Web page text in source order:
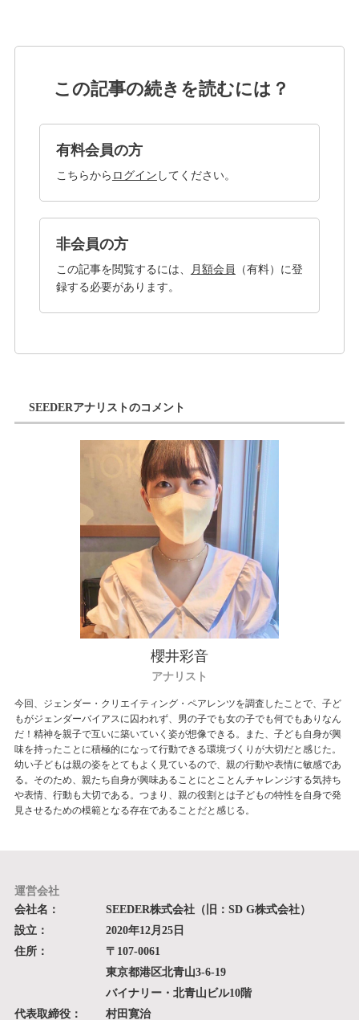
この記事の続きを読むには？
有料会員の方
こちらから ログイン してください。
非会員の方
この記事を閲覧するには、 月額会員
（有料）に登
録する必要があります。
SEEDERアナリストのコメント
櫻井彩音
アナリスト
今回、 ジェンダー・クリエイティング・ペアレンツを調査したことで、子ど
もがジェンダーバイアスに囚われず、男の子でも女の子でも何でもありなん
だ！精神を親子で互いに築いていく姿が想像できる。また、子ども自身が興
味を持ったことに積極的になって行動できる環境づくりが大切だと感じた。
幼い子どもは親の姿をとてもよく見ているので、親の行動や表情に敏感であ
る。そのため、親たち自身が興味あることにとことんチャレンジする気持ち
や表情、行動も大切である。つまり、親の役割とは子どもの特性を自身で発
見させるための模範となる存在であることだと感じる。
運営会社
会社名：
SEEDER株式会社（旧：SD G株式会社）
設立：
2020年12月25日
住所：
〒107-0061
東京都港区北青山3-6-19
バイナリー・北青山ビル10階
代表取締役：
村田寛治